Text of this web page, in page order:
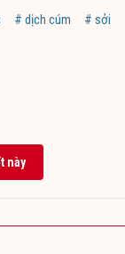
# dịch cúm # sởi
này